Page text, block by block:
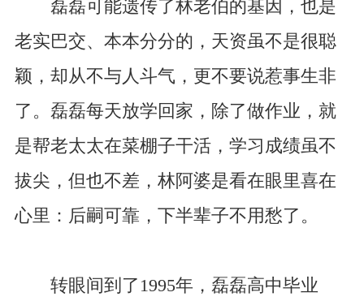
磊磊可能遗传了林老伯的基因，也是
老实巴交、本本分分的，天资虽不是很聪
颖，却从不与人斗气，更不要说惹事生非
了。磊磊每天放学回家，除了做作业，就
是帮老太太在菜棚子干活，学习成绩虽不
拔尖，但也不差，林阿婆是看在眼里喜在
心里：后嗣可靠，下半辈子不用愁了。
转眼间到了1995年，磊磊高中毕业